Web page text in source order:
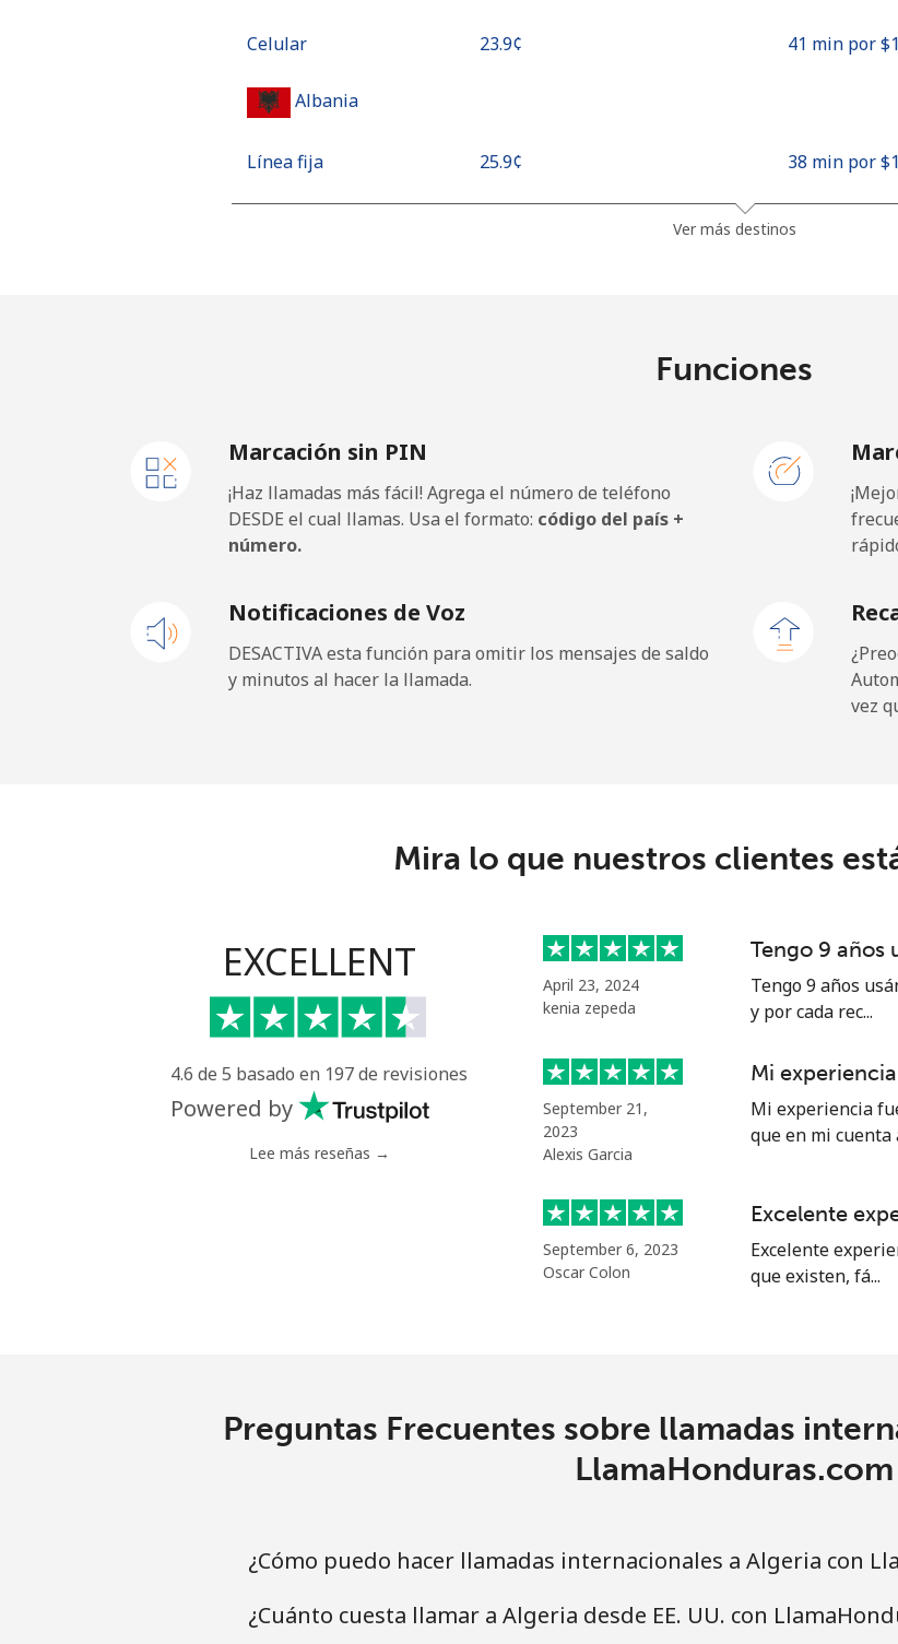
Celular ⁦23.9¢⁩ 41 min por
Albania
Línea fija ⁦25.9¢⁩ 38 min por
American Samoa
Línea fija ⁦19.5¢⁩ 51 min por
Andorra
Línea fija 101 min por
⁦39.9¢⁩ 25 min por
Anguilla
Línea fija
28 min por ⁦$10⁩
Antigua And Barbuda
29 min por
29 min por ⁦$10⁩
Celular ⁦20.5¢⁩ 48 min por
Línea fija ⁦26.5¢⁩ 37 min por
Celular ⁦32.5¢⁩ 30 min por
Ver más destinos
Funciones
Marcación sin PIN
¡Haz llamadas más fácil! Agrega el número de teléfono
DESDE el cual llamas. Usa el formato: código del país +
número.
Notificaciones de Voz
DESACTIVA esta función para omitir los mensajes de saldo
y minutos al hacer la llamada.
vez
Mira lo que nuestros clientes
EXCELLENT
4.6 de 5 basado en 197 de revisiones
Powered by
Lee más reseñas →
April 23, 2024
kenia zepeda
Tengo 9 años
Tengo 9 años
y por cada rec...
September 21,
2023
Alexis Garcia
Mi
Mi experiencia
que en mi cuenta
September 6, 2023
Oscar Colon
Excelente
Excelente
que existen, fá...
Preguntas Frecuentes sobre llamadas
LlamaHonduras.com
¿Cómo puedo hacer llamadas internacionales a Algeria con
¿Cuánto cuesta llamar a Algeria desde EE. UU. con